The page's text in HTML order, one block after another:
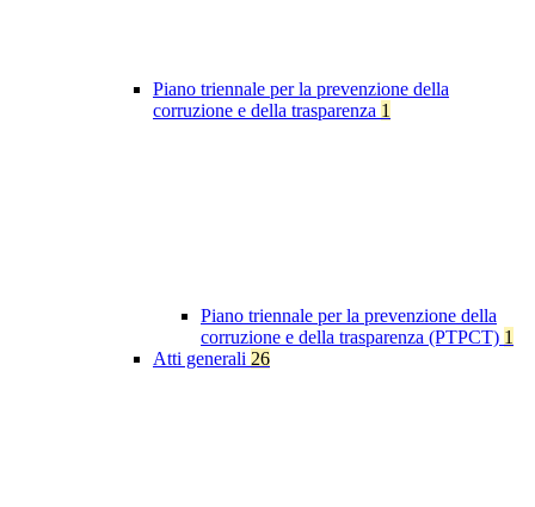
Piano triennale per la prevenzione della
corruzione e della trasparenza 1
Piano triennale per la prevenzione della
corruzione e della trasparenza (PTPCT) 1
Atti generali 26